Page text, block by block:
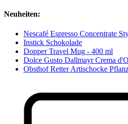
Neuheiten:
Nescafé Espresso Concentrate
Instick Schokolade
Dopper Travel Mug - 400 ml
Dolce Gusto Dallmayr Crema
Obsthof Retter Artischocke